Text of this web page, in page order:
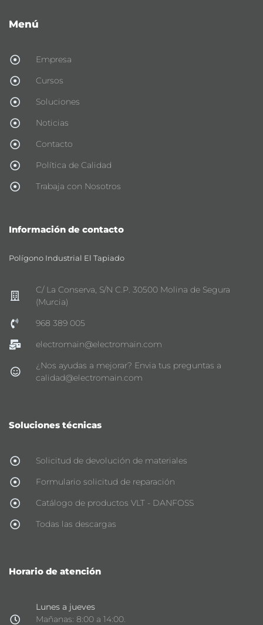
Menú
Empresa
Cursos
Soluciones
Noticias
Contacto
Política de Calidad
Trabaja con Nosotros
Información de contacto
Polígono Industrial El Tapiado
C/ La Conserva, S/N C.P. 30500 Molina de Segura
(Murcia)
968 389 005
electromain@electromain.com
¿Nos ayudas a mejorar? Envia tus preguntas a
calidad@electromain.com
Soluciones técnicas
Solicitud de devolución de materiales
Formulario solicitud de reparación
Catálogo de productos VLT - DANFOSS
Todas las descargas
Horario de atención
Lunes a jueves
Mañanas: 8:00 a 14:00.